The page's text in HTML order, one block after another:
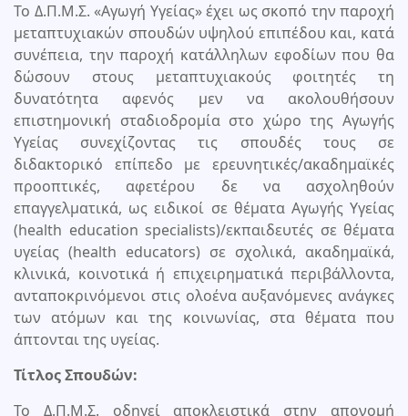
Το Δ.Π.Μ.Σ. «Αγωγή Υγείας» έχει ως σκοπό την παροχή
μεταπτυχιακών σπουδών υψηλού επιπέδου και, κατά
συνέπεια, την παροχή κατάλληλων εφοδίων που θα
δώσουν στους μεταπτυχιακούς φοιτητές τη
δυνατότητα αφενός μεν να ακολουθήσουν
επιστημονική σταδιοδρομία στο χώρο της Αγωγής
Υγείας συνεχίζοντας τις σπουδές τους σε
διδακτορικό επίπεδο με ερευνητικές/ακαδημαϊκές
προοπτικές, αφετέρου δε να ασχοληθούν
επαγγελματικά, ως ειδικοί σε θέματα Αγωγής Υγείας
(health education specialists)/εκπαιδευτές σε θέματα
υγείας (health educators) σε σχολικά, ακαδημαϊκά,
κλινικά, κοινοτικά ή επιχειρηματικά περιβάλλοντα,
ανταποκρινόμενοι στις ολοένα αυξανόμενες ανάγκες
των ατόμων και της κοινωνίας, στα θέματα που
άπτονται της υγείας.
Τίτλος Σπουδών:
Το Δ.Π.Μ.Σ. οδηγεί αποκλειστικά στην απονομή